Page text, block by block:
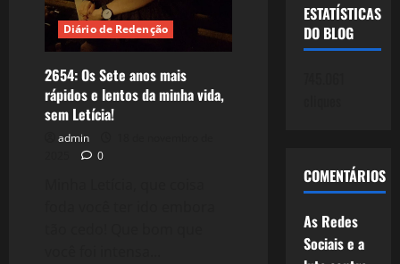
Diário de Redenção
2654: Os Sete anos mais
rápidos e lentos da minha vida,
sem Letícia!
admin
0
ESTATÍSTICAS
DO BLOG
COMENTÁRIOS
As Redes
Sociais e a